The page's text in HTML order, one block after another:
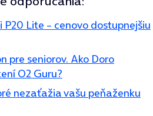
Lite – cenovo dostupnejšiu
pre seniorov. Ako Doro
O2 Guru?
nezaťažia vašu peňaženku